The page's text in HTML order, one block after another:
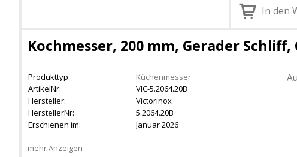
In den
Kochmesser, 200 mm, Gerader
Produkttyp:
Küchenmesser
ArtikelNr:
VIC-5.2064.20B
Hersteller:
Victorinox
HerstellerNr:
5.2064.20B
Erschienen im:
Januar 2026
mehr Anzeigen